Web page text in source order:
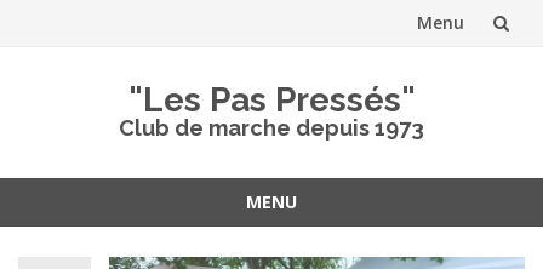
Menu
"Les Pas Pressés"
Club de marche depuis 1973
MENU